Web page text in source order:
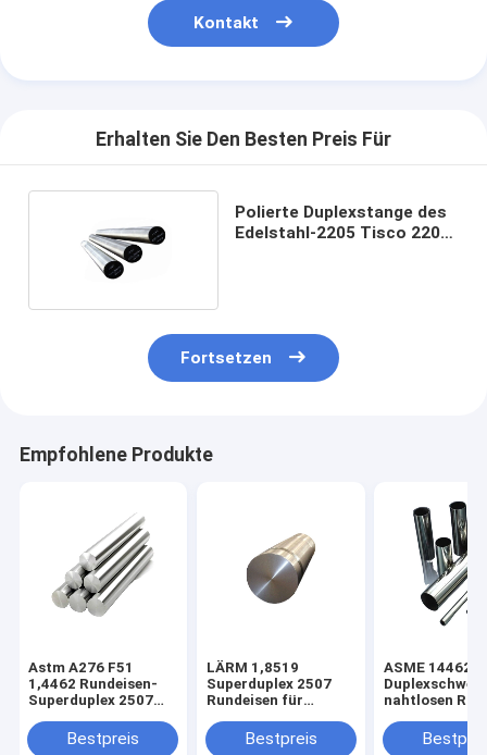
Kontakt
Erhalten Sie Den Besten Preis Für
Polierte Duplexstange des
Edelstahl-2205 Tisco 2205
Fortsetzen
Empfohlene Produkte
Astm A276 F51
1,4462 Rundeisen-
Superduplex 2507
Bestpreis
LÄRM 1,8519
Superduplex 2507
Rundeisen für
Marinesoldaten
Bestpreis
ASME 14462
nahtlosen
Durchmesser-